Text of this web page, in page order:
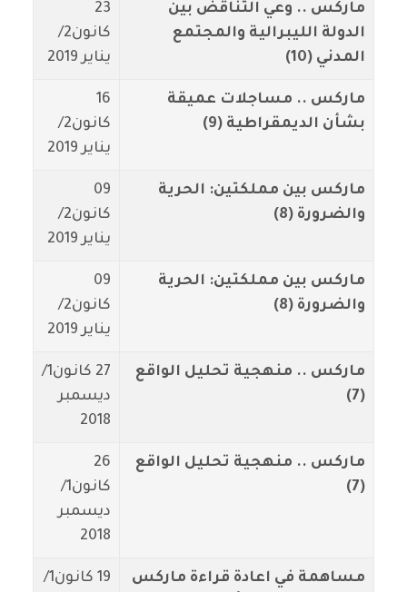
ماركس .. وعي التناقض بين
الدولة الليبرالية والمجتمع
المدني (10)
23
كانون2/
يناير 2019
ماركس .. مساجلات عميقة
بشأن الديمقراطية (9)
16
كانون2/
يناير 2019
ماركس بين مملكتين: الحرية
والضرورة (8)
09
كانون2/
يناير 2019
ماركس بين مملكتين: الحرية
والضرورة (8)
09
كانون2/
يناير 2019
ماركس .. منهجية تحليل الواقع
(7)
27 كانون1/
ديسمبر
2018
ماركس .. منهجية تحليل الواقع
(7)
26
كانون1/
ديسمبر
2018
مساهمة في اعادة قراءة ماركس
19 كانون1/